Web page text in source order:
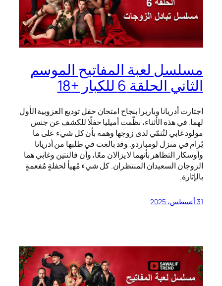
مسلسل لعبة المفاتيح الموسم
الثاني الحلقة 6 للكبار +18
اجتازت أدريانا وباربرا بنجاح امتحان حفل توديع العزوبية الأول
لهما. في هذه الأثناء، نظّمت أميليا حفلًا للكشف عن جنس
مولود غابي لتُنمّي لدى زوجها وهمه بأن كل شيء على ما
يُرام في منزل لومباردو. وقد بالغت في طلبها من أدريانا
وأوسكار التظاهر بأنهما لا يزالان معًا، وأن فالنتين وغابي هما
الزوجان السعيدان المنتظران. كل شيء مُهيأ لحفلةٍ مُفعمةٍ
بالإثارة.
31 أغسطس، 2025